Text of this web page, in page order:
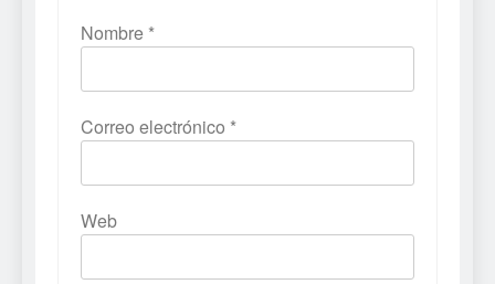
Nombre *
Correo electrónico *
Web